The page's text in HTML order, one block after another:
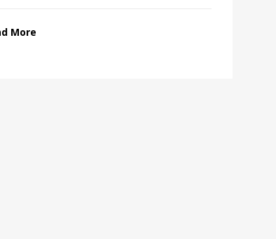
More